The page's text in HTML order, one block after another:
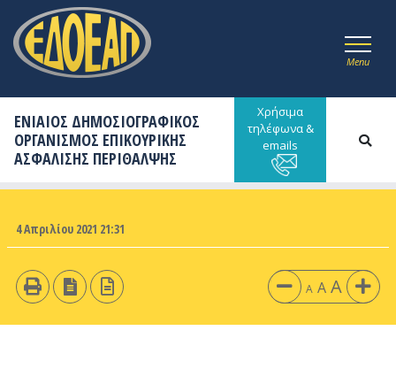
Menu
ΕΝΙΑΙΟΣ ΔΗΜΟΣΙΟΓΡΑΦΙΚΟΣ
ΟΡΓΑΝΙΣΜΟΣ ΕΠΙΚΟΥΡΙΚΗΣ
ΑΣΦΑΛΙΣΗΣ ΠΕΡΙΘΑΛΨΗΣ
Χρήσιμα
τηλέφωνα &
emails
4 Απριλίου 2021 21:31
A A A